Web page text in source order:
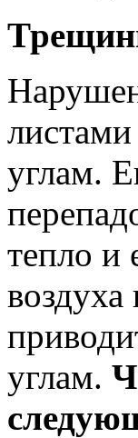
углам.
тепло и
воздуха
углам.